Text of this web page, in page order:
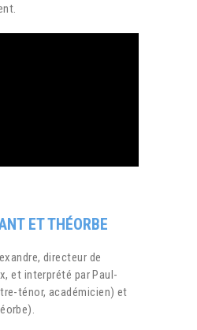
ET THÉORBE
directeur de
et interprété par Paul-
ténor, académicien) et